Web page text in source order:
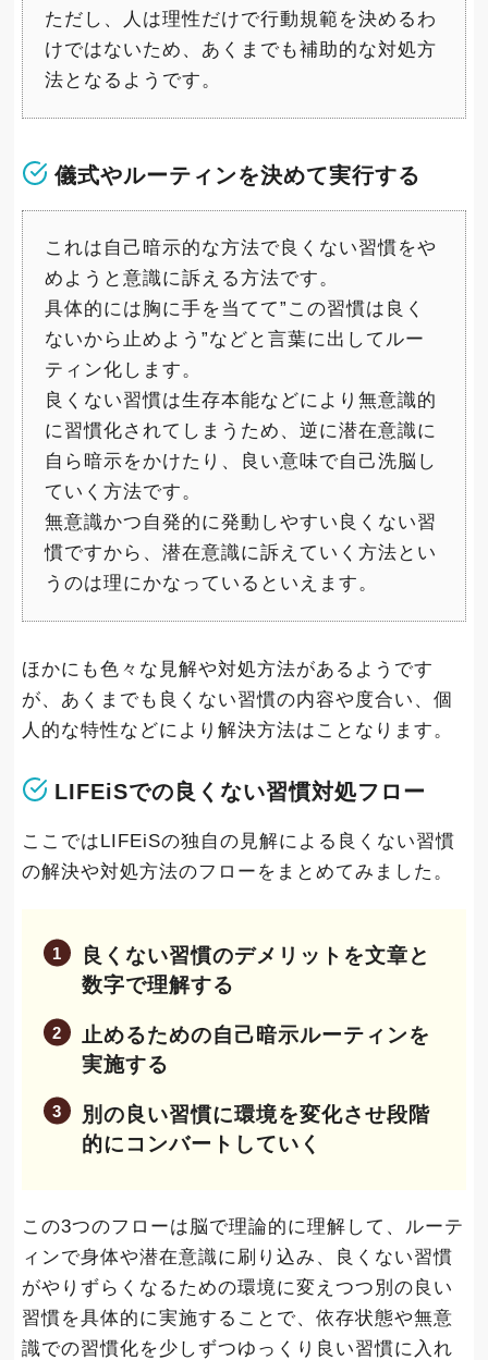
ただし、人は理性だけで行動規範を決めるわ
けではないため、あくまでも補助的な対処方
法となるようです。
儀式やルーティンを決めて実行する
これは自己暗示的な方法で良くない習慣をや
めようと意識に訴える方法です。
具体的には胸に手を当てて”この習慣は良く
ないから止めよう”などと言葉に出してルー
ティン化します。
良くない習慣は生存本能などにより無意識的
に習慣化されてしまうため、逆に潜在意識に
自ら暗示をかけたり、良い意味で自己洗脳し
ていく方法です。
無意識かつ自発的に発動しやすい良くない習
慣ですから、潜在意識に訴えていく方法とい
うのは理にかなっているといえます。
ほかにも色々な見解や対処方法があるようです
が、あくまでも良くない習慣の内容や度合い、個
人的な特性などにより解決方法はことなります。
LIFEiSでの良くない習慣対処フロー
ここではLIFEiSの独自の見解による良くない習慣
の解決や対処方法のフローをまとめてみました。
良くない習慣のデメリットを文章と
数字で理解する
止めるための自己暗示ルーティンを
実施する
別の良い習慣に環境を変化させ段階
的にコンバートしていく
この3つのフローは脳で理論的に理解して、ルーテ
ィンで身体や潜在意識に刷り込み、良くない習慣
がやりずらくなるための環境に変えつつ別の良い
習慣を具体的に実施することで、依存状態や無意
識での習慣化を少しずつゆっくり良い習慣に入れ